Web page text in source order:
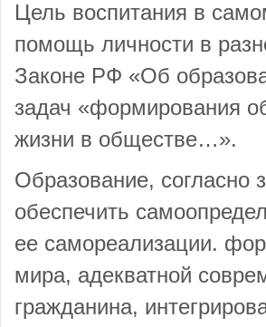
Цель воспитания в
помощь личности в
Законе РФ «Об
задач «формирования
жизни в обществе…».
Образование,
обеспечить
ее самореализации.
мира, адекватной
гражданина,